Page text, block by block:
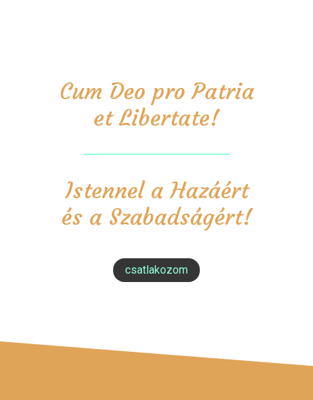
Cum Deo pro Patria
et Libertate!
Istennel a Hazáért
és a Szabadságért!
csatlakozom